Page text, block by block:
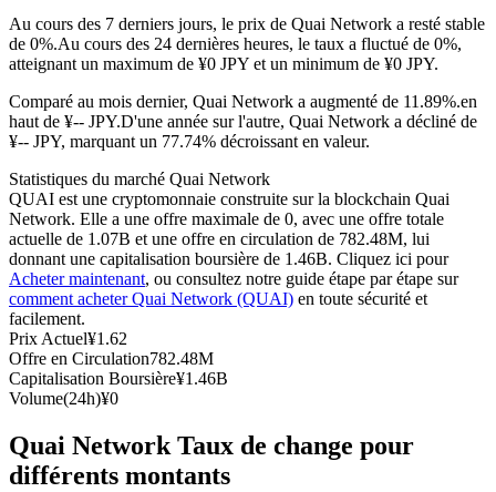
Futures USDC
Copie de Trading
Au cours des 7 derniers jours, le prix de Quai Network a resté stable
de 0%.Au cours des 24 dernières heures, le taux a fluctué de 0%,
atteignant un maximum de ¥0 JPY et un minimum de ¥0 JPY.
Comparé au mois dernier, Quai Network a augmenté de 11.89%.en
haut de ¥-- JPY.D'une année sur l'autre, Quai Network a décliné de
¥-- JPY, marquant un 77.74% décroissant en valeur.
Statistiques du marché Quai Network
QUAI est une cryptomonnaie construite sur la blockchain Quai
Network. Elle a une offre maximale de 0, avec une offre totale
actuelle de 1.07B et une offre en circulation de 782.48M, lui
donnant une capitalisation boursière de 1.46B. Cliquez ici pour
Acheter maintenant, ou consultez notre guide étape par étape sur
comment acheter Quai Network (QUAI) en toute sécurité et
facilement.
Prix Actuel¥1.62
Offre en Circulation782.48M
Capitalisation Boursière¥1.46B
Volume(24h)¥0
Quai Network Taux de change pour
différents montants